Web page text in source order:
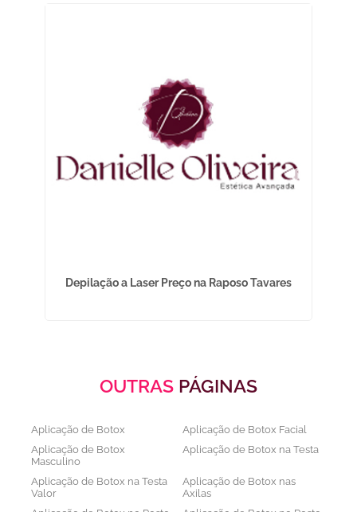
Depilação a Laser Preço na Raposo Tavares
OUTRAS PÁGINAS
Aplicação de Botox
Aplicação de Botox Facial
Aplicação de Botox
Masculino
Aplicação de Botox na Testa
Aplicação de Botox na Testa
Valor
Aplicação de Botox nas
Axilas